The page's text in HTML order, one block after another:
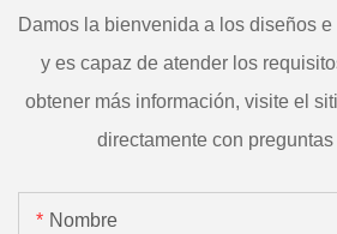
Damos la bienvenida a los diseños
y es capaz de atender los
obtener más información, visite el
directamente con
Nombre